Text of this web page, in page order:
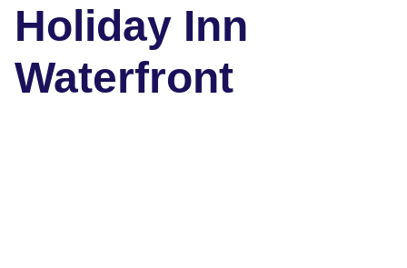
Holiday Inn
Waterfront